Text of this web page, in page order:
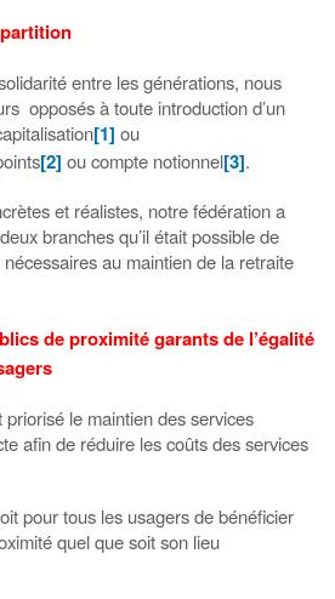
entre les générations, nous
opposés à toute introduction d’un
[1] ou
[2] ou compte notionnel[3].
et réalistes, notre fédération a
branches qu’il était possible de
au maintien de la retraite
de proximité garants de l’égalité
le maintien des services
afin de réduire les coûts des services
pour tous les usagers de bénéficier
quel que soit son lieu